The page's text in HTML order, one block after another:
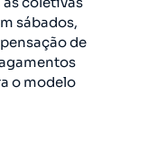
sábados,
de
o modelo